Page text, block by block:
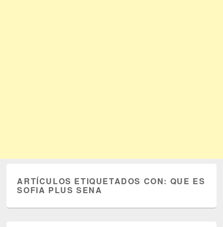
ARTÍCULOS ETIQUETADOS CON: QUE ES
SOFIA PLUS SENA